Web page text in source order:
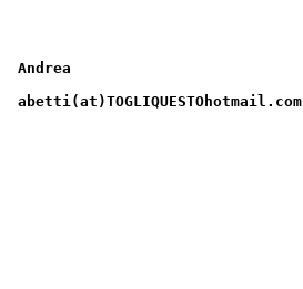
Andrea
abetti(at)TOGLIQUESTOhotmail.com